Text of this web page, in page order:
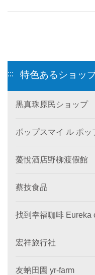
::: 特色あるショッ
黒真珠原民ショップ
ポップスマイ ル ポ
薆悅酒店野柳渡假館
蔡技食品
找到幸福咖啡 Eureka
宏祥旅行社
友蚋田園 yr-farm